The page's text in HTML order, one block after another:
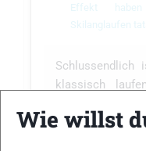
Effekt
Skilanglaufen
klassisch
(wie auch
Wie willst